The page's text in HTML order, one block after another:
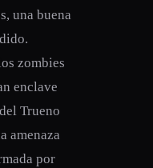
una buena
zombies
enclave
Trueno
amenaza
por